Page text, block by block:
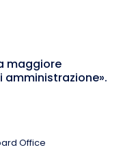
maggiore
amministrazione».
Office